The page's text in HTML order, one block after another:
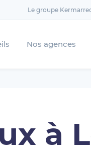
Le groupe
Nos agences
à